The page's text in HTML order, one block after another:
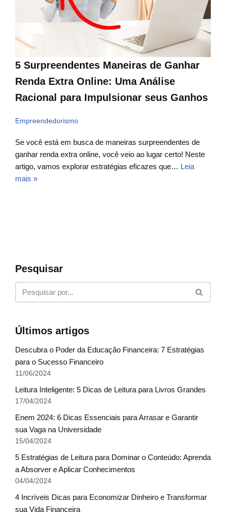
5 Surpreendentes Maneiras de Ganhar
Renda Extra Online: Uma Análise
Racional para Impulsionar seus Ganhos
Empreendedorismo
Se você está em busca de maneiras surpreendentes de
ganhar renda extra online, você veio ao lugar certo! Neste
artigo, vamos explorar estratégias eficazes que… Leia
mais »
Pesquisar
Últimos artigos
Descubra o Poder da Educação Financeira: 7 Estratégias
para o Sucesso Financeiro
11/06/2024
Leitura Inteligente: 5 Dicas de Leitura para Livros Grandes
17/04/2024
Enem 2024: 6 Dicas Essenciais para Arrasar e Garantir
sua Vaga na Universidade
15/04/2024
5 Estratégias de Leitura para Dominar o Conteúdo: Aprenda
a Absorver e Aplicar Conhecimentos
04/04/2024
4 Incríveis Dicas para Economizar Dinheiro e Transformar
sua Vida Financeira